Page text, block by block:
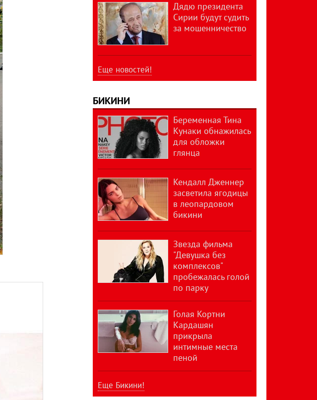
Дядю президента
Сирии будут судить
за мошенничество
Еще новостей!
БИКИНИ
Беременная Тина
Кунаки обнажилась
для обложки
глянца
Кендалл Дженнер
засветила ягодицы
в леопардовом
бикини
Звезда фильма
"Девушка без
комплексов"
пробежалась голой
по парку
Голая Кортни
Кардашян
прикрыла
интимные места
пеной
Еще Бикини!